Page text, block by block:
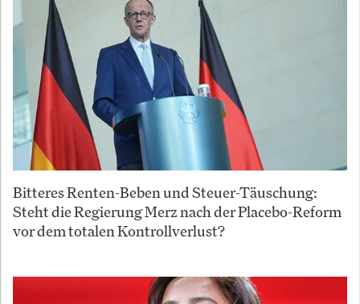
Bitteres Renten-Beben und Steuer-Täuschung:
Steht die Regierung Merz nach der Placebo-Reform
vor dem totalen Kontrollverlust?